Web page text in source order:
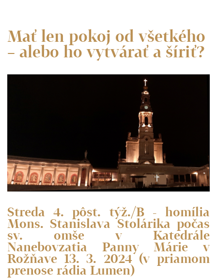
Mať len pokoj od všetkého
– alebo ho vytvárať a šíriť?
Streda 4. pôst. týž./B - homília
Mons. Stanislava Stolárika počas
sv. omše v Katedrále
Nanebovzatia Panny Márie v
Rožňave 13. 3. 2024 (v priamom
prenose rádia Lumen)